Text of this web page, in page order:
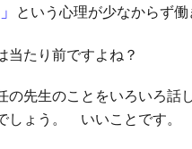
という心理が少なからず
当たり前ですよね？
先生のことをいろいろ話
しょう。 いいことです。